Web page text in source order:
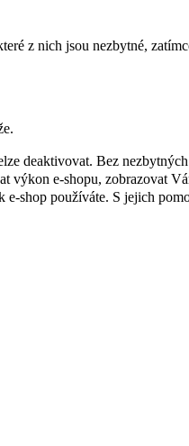
z nich jsou nezbytné,
deaktivovat. Bez
výkon e-shopu, zobrazovat
shop používáte. S jejich